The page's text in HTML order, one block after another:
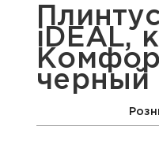
iDEAL,
черный